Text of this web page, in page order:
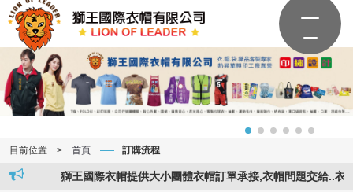
目前位置 > 首頁 訂購流程
獅王國際衣帽提供大小團體衣帽訂單承接,衣帽問題交給..衣